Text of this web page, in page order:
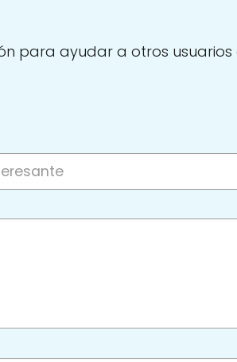
para ayudar a otros usuarios